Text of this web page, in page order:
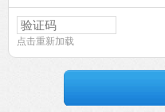
点击重新加载